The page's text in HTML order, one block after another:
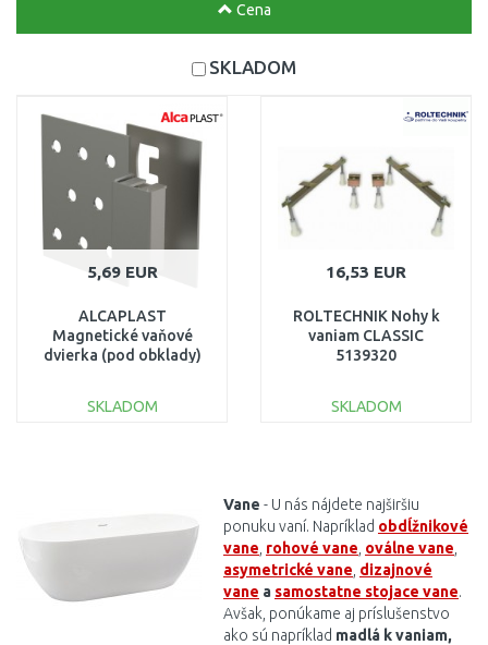
Cena
SKLADOM
5,69 EUR
ALCAPLAST
Magnetické vaňové
dvierka (pod obklady)
SKLADOM
16,53 EUR
ROLTECHNIK Nohy k
vaniam CLASSIC
5139320
SKLADOM
Vane - U nás nájdete najširšiu
ponuku vaní. Napríklad obdĺžnikové
vane rohové vane oválne vane
asymetrické vane dizajnové
vane a samostatne stojace vane.
Avšak, ponúkame aj príslušenstvo
ako sú napríklad madlá k vaniam,